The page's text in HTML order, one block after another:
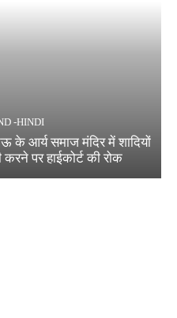
-HINDI
के आर्य समाज मंदिर में शादियों
पर हाईकोर्ट की रोक